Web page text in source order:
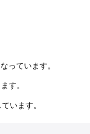
っています。
す。
います。